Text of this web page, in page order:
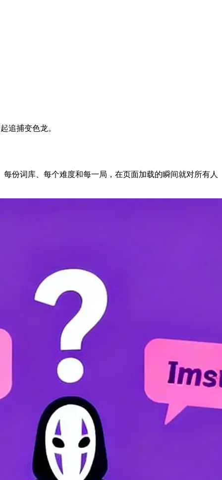
追捕变色龙。
份词库、每个难度和每一局，在页面加载的瞬间就对所有人